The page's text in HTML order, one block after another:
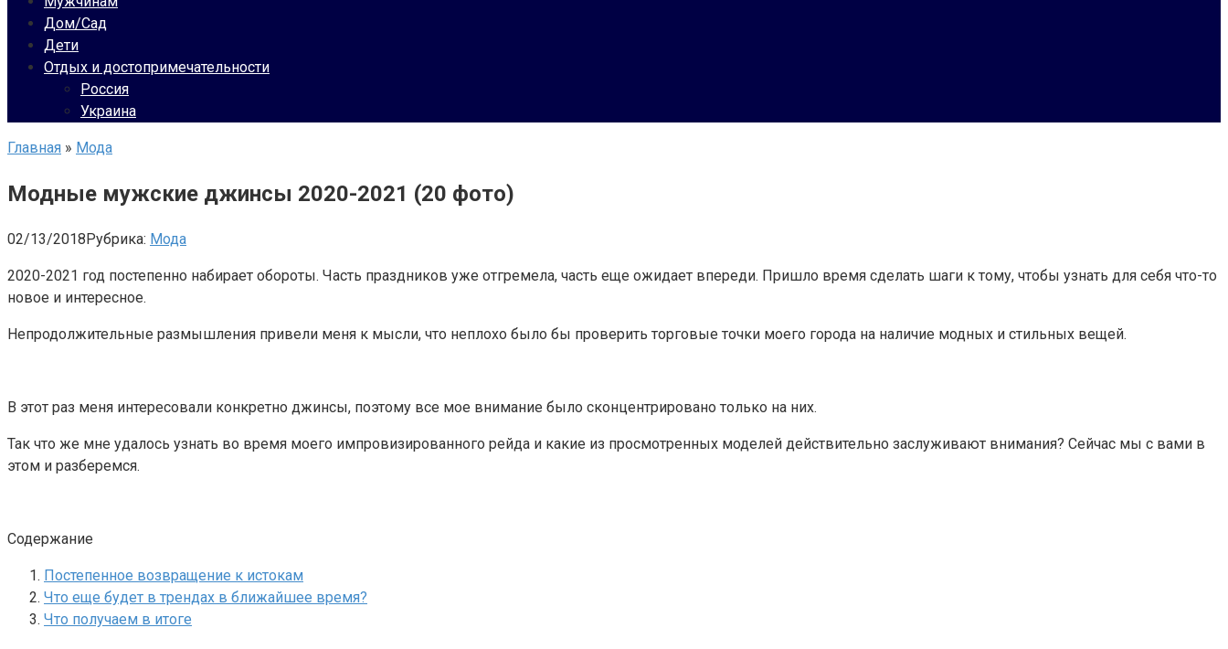
Дом/Сад
Дети
Отдых и достопримечательности
Россия
Украина
Главная » Мода
Модные мужские джинсы 2020-2021 (20 фото)
02/13/2018Рубрика: Мода
2020-2021 год постепенно набирает обороты. Часть праздников уже отгремела, часть еще ожидает впереди. Пришло время сделать шаги к тому, чтобы узнать для себя что-то
новое и интересное.
Непродолжительные размышления привели меня к мысли, что неплохо было бы проверить торговые точки моего города на наличие модных и стильных вещей.
В этот раз меня интересовали конкретно джинсы, поэтому все мое внимание было сконцентрировано только на них.
Так что же мне удалось узнать во время моего импровизированного рейда и какие из просмотренных моделей действительно заслуживают внимания? Сейчас мы с вами в
этом и разберемся.
Содержание
Постепенное возвращение к истокам
Что еще будет в трендах в ближайшее время?
Что получаем в итоге